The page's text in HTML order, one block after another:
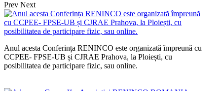
Prev Next
Anul acesta Conferința RENINCO este organizată împreună cu
CCPEE- FPSE-UB și CJRAE Prahova, la Ploiești, cu
posibilitatea de participare fizic, sau online.